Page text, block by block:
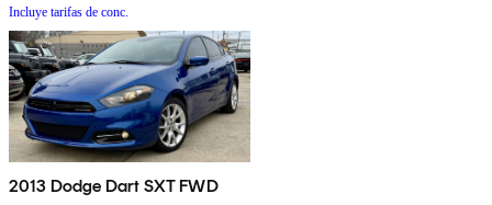
Incluye tarifas de conc.
2013 Dodge Dart SXT FWD